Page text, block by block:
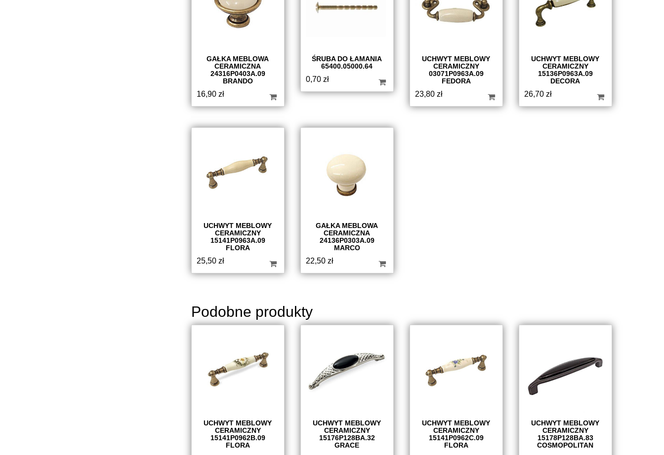
GAŁKA MEBLOWA
CERAMICZNA
24316P0403A.09
BRANDO
16,90 zł
ŚRUBA DO ŁAMANIA
65400.05000.64
0,70 zł
UCHWYT MEBLOWY
CERAMICZNY
03071P0963A.09
FEDORA
23,80 zł
UCHWYT MEBLOWY
CERAMICZNY
15136P0963A.09
DECORA
26,70 zł
UCHWYT MEBLOWY
CERAMICZNY
15141P0963A.09
FLORA
25,50 zł
GAŁKA MEBLOWA
CERAMICZNA
24136P0303A.09
MARCO
22,50 zł
Podobne produkty
UCHWYT MEBLOWY
CERAMICZNY
15141P0962B.09
FLORA
UCHWYT MEBLOWY
CERAMICZNY
15176P128BA.32
GRACE
UCHWYT MEBLOWY
CERAMICZNY
15141P0962C.09
FLORA
UCHWYT MEBLOWY
CERAMICZNY
15178P128BA.83
COSMOPOLITAN